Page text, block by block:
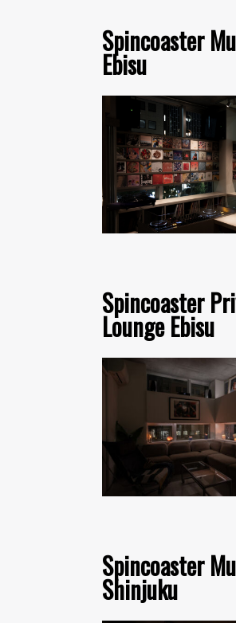
Spincoaster
Ebisu
Spincoaster
Lounge Ebisu
Spincoaster
Shinjuku